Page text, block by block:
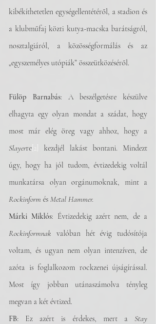
kibékíthetetlen egységellentétéről, a stadion és
a klubműfaj közti kutya-macska barátságról,
nosztalgiáról, a közösségformálás és az
„egyszemélyes utópiák” összeütközéséről.
Fülöp Barnabás: A beszélgetésre készülve
elhagyta egy olyan mondat a szádat, hogy
Slayerre [2]
kezdjél lakást bontani. Mindezt
úgy, hogy ha jól tudom, évtizedekig voltál
Rockinform és Metal Hammer.
Márki Miklós
Rockinformnak valóban hét évig tudósítója
voltam, és ugyan nem olyan intenzíven, de
azóta is foglalkozom rockzenei újságírással.
Most így jobban utánaszámolva tényleg
megvan a két évtized.
FB: Ez azért is érdekes, mert a Stay